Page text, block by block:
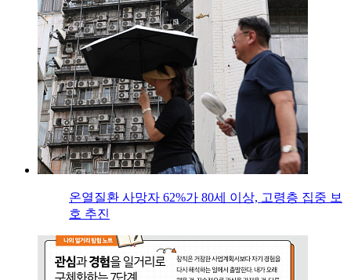
온열질환 사망자 62%가 80세 이상, 고령층 집중 보
호 추진